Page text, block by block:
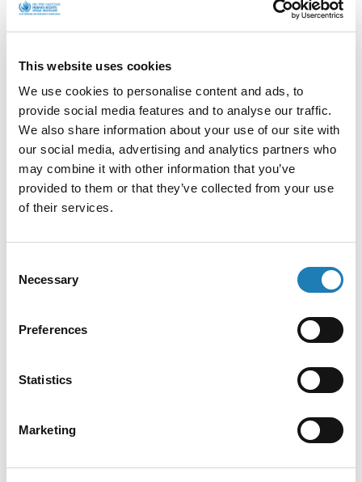
This website uses cookies
We use cookies to personalise content and ads, to
provide social media features and to analyse our traffic.
We also share information about your use of our site with
our social media, advertising and analytics partners who
may combine it with other information that you’ve
provided to them or that they’ve collected from your use
of their services.
Selection
Necessary
Preferences
Statistics
Marketing
leur dissidence, leurs critiques ou à mener à bien leur travail
légitime de défense des droits humains.
Les mesures qui auraient été prises pourraient entraîner des
violations des droits à la liberté d’expression, à la liberté de
réunion pacifique et à la liberté d’association, ainsi que du
droit à la liberté et à la sécurité et du droit au respect de la
vie privée.
F
ac
e
o
k
X Li
n
ke
W
at
Bl
es
E
ai
to investigate
alleged
Gurbansoltan
(Press
national
security
counter-
terrorism
related
against
human
rights
detention
(joint
ation)
Actions